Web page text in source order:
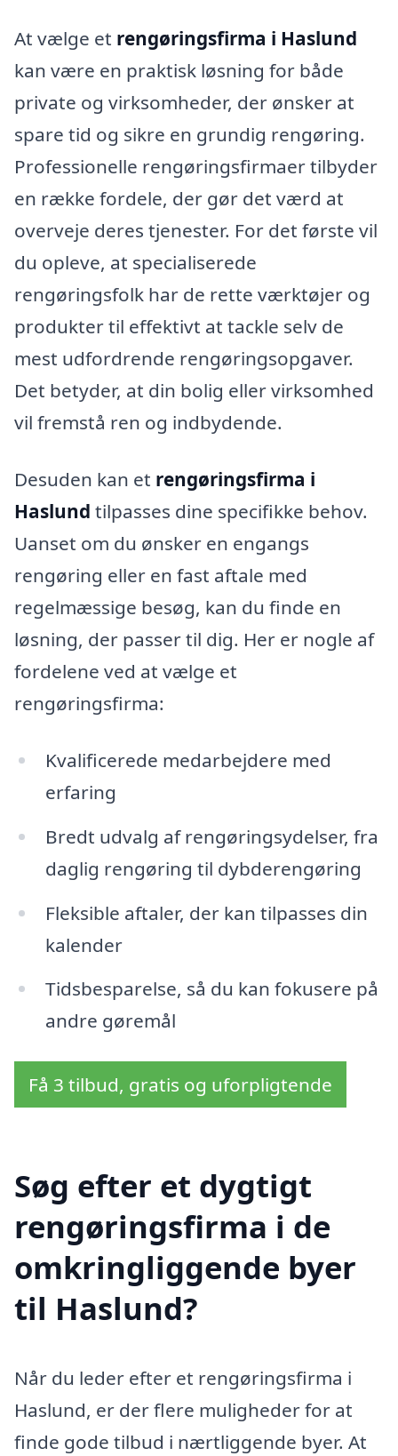
At vælge et rengøringsfirma i Haslund
kan være en praktisk løsning for både
private og virksomheder, der ønsker at
spare tid og sikre en grundig rengøring.
Professionelle rengøringsfirmaer tilbyder
en række fordele, der gør det værd at
overveje deres tjenester. For det første vil
du opleve, at specialiserede
rengøringsfolk har de rette værktøjer og
produkter til effektivt at tackle selv de
mest udfordrende rengøringsopgaver.
Det betyder, at din bolig eller virksomhed
vil fremstå ren og indbydende.
Desuden kan et rengøringsfirma i
Haslund tilpasses dine specifikke behov.
Uanset om du ønsker en engangs
rengøring eller en fast aftale med
regelmæssige besøg, kan du finde en
løsning, der passer til dig. Her er nogle af
fordelene ved at vælge et
rengøringsfirma:
Kvalificerede medarbejdere med
erfaring
Bredt udvalg af rengøringsydelser, fra
daglig rengøring til dybderengøring
Fleksible aftaler, der kan tilpasses din
kalender
Tidsbesparelse, så du kan fokusere på
andre gøremål
Få 3 tilbud, gratis og uforpligtende
Søg efter et dygtigt
rengøringsfirma i de
omkringliggende byer
til Haslund?
Når du leder efter et rengøringsfirma i
Haslund, er der flere muligheder for at
finde gode tilbud i nærtliggende byer. At